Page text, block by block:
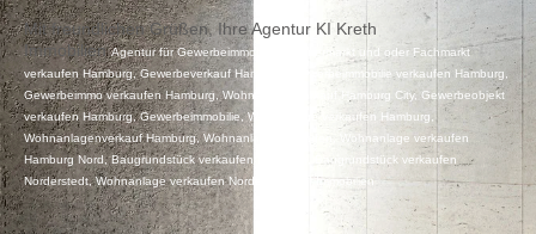
Mit freundlichen Grüßen, Ihre Agentur KI Kreth
ImmobilienAgentur für Gewerbeimmobilien, Supermarkt und oder Fachmarkt
verkaufen Hamburg, Gewerbeverkauf Hamburg, Gewerbeimmobilie verkaufen Hamburg,
Gewerbeimmo verkaufen Hamburg, Wohnanlage verkauf Hamburg City, Gewerbeobjekt
verkaufen Hamburg, Gewerbeimmobilie, Wohnanlage verkaufen Hamburg,
Wohnanlagenverkauf Hamburg, Wohnanlage verkaufen, Wohnanlage verkaufen
Hamburg Nord, Baugrundstück verkaufen Hamburg, Baugrundstück verkaufen
Norderstedt, Wohnanlage verkaufen Norderstedt, KI Immobilien